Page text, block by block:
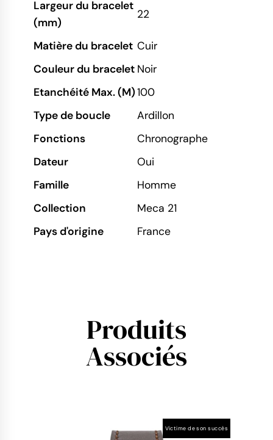
Largeur du bracelet
(mm)
22
Matière du bracelet Cuir
Couleur du bracelet Noir
Etanchéité Max. (M)100
Type de boucle
Ardillon
Fonctions
Chronographe
Dateur
Oui
Famille
Homme
Collection
Meca 21
Pays d'origine
France
Produits
Associés
Victime de son succès